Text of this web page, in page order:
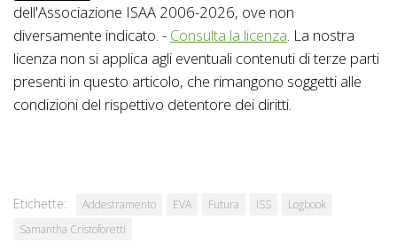
dell'Associazione ISAA 2006-2026, ove non
diversamente indicato. - Consulta la licenza . La nostra
licenza non si applica agli eventuali contenuti di terze parti
presenti in questo articolo, che rimangono soggetti alle
condizioni del rispettivo detentore dei diritti.
Etichette: Addestramento EVA Futura ISS
Logbook
Samantha Cristoforetti